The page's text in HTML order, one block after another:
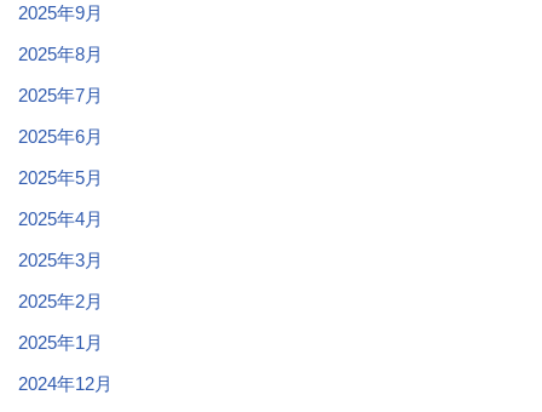
2025年9月
2025年8月
2025年7月
2025年6月
2025年5月
2025年4月
2025年3月
2025年2月
2025年1月
2024年12月